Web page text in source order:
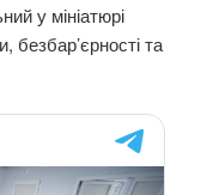
у мініатюрі
безбар’єрності та